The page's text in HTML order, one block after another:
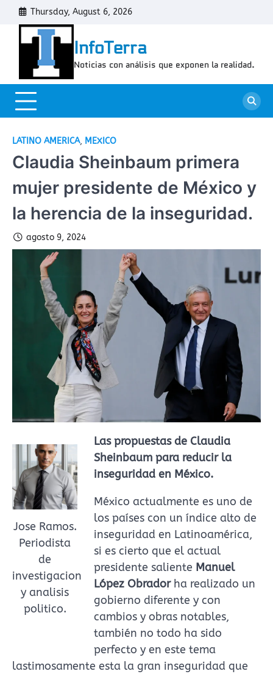
Skip
content
Thursday, August 6, 2026
InfoTerra
Noticias con análisis que exponen la realidad.
LATINO AMERICA, MEXICO
Claudia Sheinbaum primera
mujer presidente de México y
la herencia de la inseguridad.
agosto 9, 2024
Jose Ramos.
Periodista
de
investigacion
y analisis
politico.
Las propuestas de Claudia
Sheinbaum para reducir la
inseguridad en México.
México actualmente es uno de
los países con un índice alto de
inseguridad en Latinoamérica,
si es cierto que el actual
presidente saliente Manuel
López Obradorha realizado un
gobierno diferente y con
cambios y obras notables,
también no todo ha sido
perfecto y en este tema
lastimosamente esta la gran inseguridad que